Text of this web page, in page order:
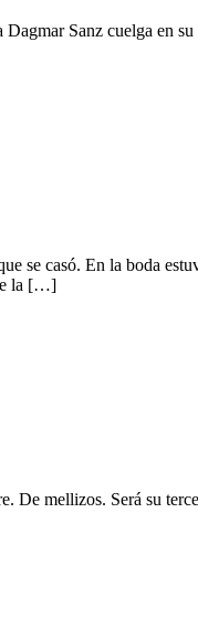
Sanz cuelga en
se casó. En la boda
la […]
De mellizos. Será su